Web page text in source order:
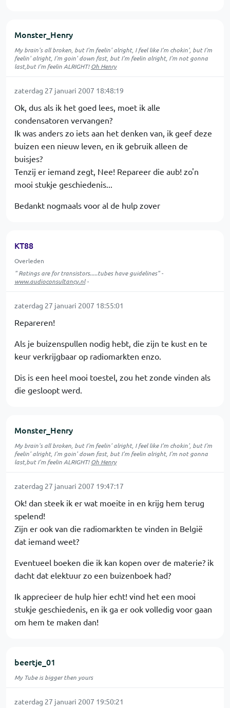
Monster_Henry
My brain's all broken, but I'm feelin' alright, I feel like I'm chokin', but I'm
feelin' alright, I'm goin' down fast, but I'm feelin alright, I'm not gonna
last,but I'm feelin ALRIGHT!Oh Henry
zaterdag 27 januari 2007 18:48:19
Ok, dus als ik het goed lees, moet ik alle
condensatoren vervangen?
Ik was anders zo iets aan het denken van, ik geef deze
buizen een nieuw leven, en ik gebruik alleen de
buisjes?
Tenzij er iemand zegt, Nee! Repareer die aub! zo'n
mooi stukje geschiedenis...
Bedankt nogmaals voor al de hulp zover
KT88
Overleden
" Ratings are for transistors.....tubes have guidelines" -
www.audioconsultancy.nl-
zaterdag 27 januari 2007 18:55:01
Repareren!
Als je buizenspullen nodig hebt, die zijn te kust en te
keur verkrijgbaar op radiomarkten enzo.
Dis is een heel mooi toestel, zou het zonde vinden als
die gesloopt werd.
Monster_Henry
My brain's all broken, but I'm feelin' alright, I feel like I'm chokin', but I'm
feelin' alright, I'm goin' down fast, but I'm feelin alright, I'm not gonna
last,but I'm feelin ALRIGHT!Oh Henry
zaterdag 27 januari 2007 19:47:17
Ok! dan steek ik er wat moeite in en krijg hem terug
spelend!
Zijn er ook van die radiomarkten te vinden in België
dat iemand weet?
Eventueel boeken die ik kan kopen over de materie? ik
dacht dat elektuur zo een buizenboek had?
Ik apprecieer de hulp hier echt! vind het een mooi
stukje geschiedenis, en ik ga er ook volledig voor gaan
om hem te maken dan!
beertje_01
My Tube is bigger then yours
zaterdag 27 januari 2007 19:50:21